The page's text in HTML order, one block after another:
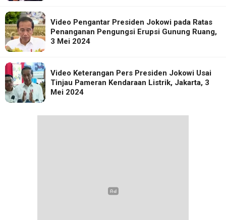
Video Pengantar Presiden Jokowi pada Ratas
Penanganan Pengungsi Erupsi Gunung Ruang,
3 Mei 2024
Video Keterangan Pers Presiden Jokowi Usai
Tinjau Pameran Kendaraan Listrik, Jakarta, 3
Mei 2024